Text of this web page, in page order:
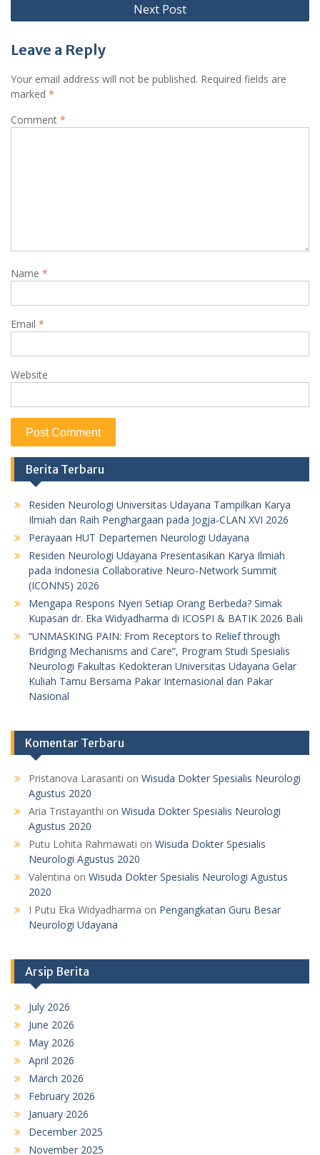
Next Post
Leave a Reply
Your email address will not be published. Required fields are
marked *
Comment *
Name *
Email *
Website
Berita Terbaru
Residen Neurologi Universitas Udayana Tampilkan Karya
Ilmiah dan Raih Penghargaan pada Jogja-CLAN XVI 2026
Perayaan HUT Departemen Neurologi Udayana
Residen Neurologi Udayana Presentasikan Karya Ilmiah
pada Indonesia Collaborative Neuro-Network Summit
(ICONNS) 2026
Mengapa Respons Nyeri Setiap Orang Berbeda? Simak
Kupasan dr. Eka Widyadharma di ICOSPI & BATIK 2026 Bali
“UNMASKING PAIN: From Receptors to Relief through
Bridging Mechanisms and Care”, Program Studi Spesialis
Neurologi Fakultas Kedokteran Universitas Udayana Gelar
Kuliah Tamu Bersama Pakar Internasional dan Pakar
Nasional
Komentar Terbaru
Pristanova Larasanti on Wisuda Dokter Spesialis Neurologi
Agustus 2020
Aria Tristayanthi on Wisuda Dokter Spesialis Neurologi
Agustus 2020
Putu Lohita Rahmawati on Wisuda Dokter Spesialis
Neurologi Agustus 2020
Valentina on Wisuda Dokter Spesialis Neurologi Agustus
2020
I Putu Eka Widyadharma on Pengangkatan Guru Besar
Neurologi Udayana
Arsip Berita
July 2026
June 2026
May 2026
April 2026
March 2026
February 2026
January 2026
December 2025
November 2025